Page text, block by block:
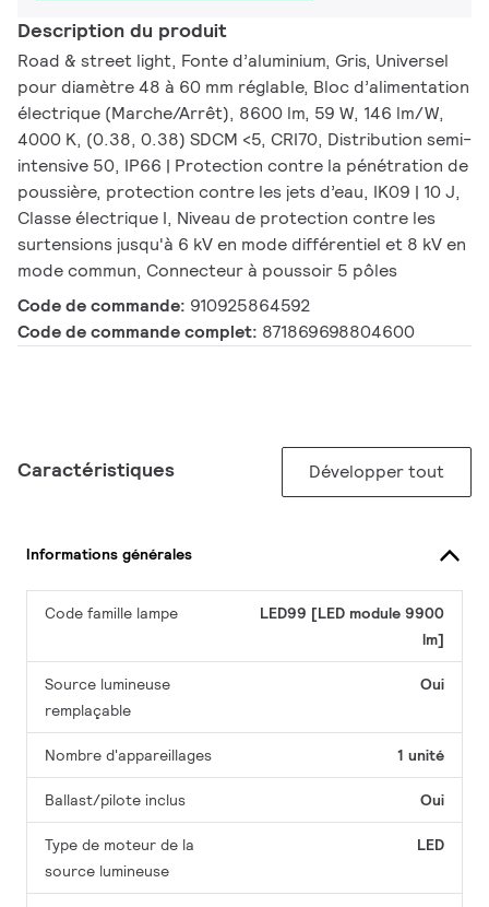
Description du produit
Road & street light, Fonte d’aluminium, Gris, Universel
pour diamètre 48 à 60 mm réglable, Bloc d’alimentation
électrique (Marche/Arrêt), 8600 lm, 59 W, 146 lm/W,
4000 K, (0.38, 0.38) SDCM <5, CRI70, Distribution semi-
intensive 50, IP66 | Protection contre la pénétration de
poussière, protection contre les jets d’eau, IK09 | 10 J,
Classe électrique I, Niveau de protection contre les
surtensions jusqu'à 6 kV en mode différentiel et 8 kV en
mode commun, Connecteur à poussoir 5 pôles
Code de commande: 910925864592
Code de commande complet: 871869698804600
Caractéristiques Développer tout
Informations générales
Code famille lampe
LED99 [LED module 9900
lm]
Source lumineuse
remplaçable
Oui
Nombre d'appareillages 1 unité
Ballast/pilote inclus Oui
Type de moteur de la
source lumineuse
LED